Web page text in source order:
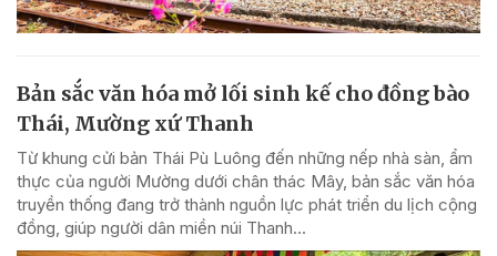
Bản sắc văn hóa mở lối sinh kế cho đồng bào
Thái, Mường xứ Thanh
Từ khung cửi bản Thái Pù Luông đến những nếp nhà sàn, ẩm
thực của người Mường dưới chân thác Mây, bản sắc văn hóa
truyền thống đang trở thành nguồn lực phát triển du lịch cộng
đồng, giúp người dân miền núi Thanh...